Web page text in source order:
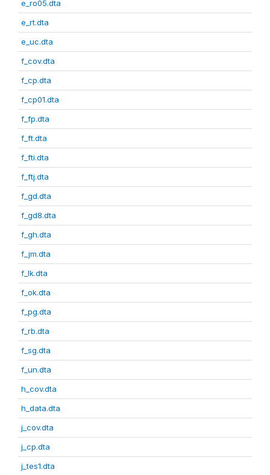
e_ro05.dta
e_rt.dta
e_uc.dta
f_cov.dta
f_cp.dta
f_cp01.dta
f_fp.dta
f_ft.dta
f_fti.dta
f_ftj.dta
f_gd.dta
f_gd8.dta
f_gh.dta
f_jm.dta
f_lk.dta
f_ok.dta
f_pg.dta
f_rb.dta
f_sg.dta
f_un.dta
h_cov.dta
h_data.dta
j_cov.dta
j_cp.dta
j_tes1.dta